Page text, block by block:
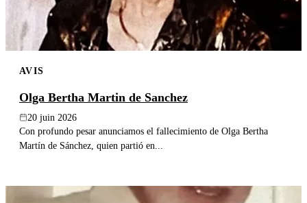
AVIS
Olga Bertha Martin de Sanchez
20 juin 2026
Con profundo pesar anunciamos el fallecimiento de Olga Bertha
Martín de Sánchez, quien partió en...